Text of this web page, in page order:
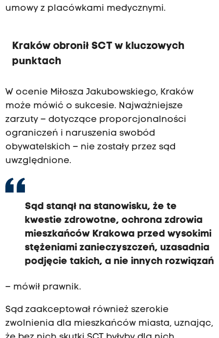
umowy z placówkami medycznymi.
Kraków obronił SCT w kluczowych
punktach
W ocenie Miłosza Jakubowskiego, Kraków
może mówić o sukcesie. Najważniejsze
zarzuty – dotyczące proporcjonalności
ograniczeń i naruszenia swobód
obywatelskich – nie zostały przez sąd
uwzględnione.
Sąd stanął na stanowisku, że te
kwestie zdrowotne, ochrona zdrowia
mieszkańców Krakowa przed wysokimi
stężeniami zanieczyszczeń, uzasadnia
podjęcie takich, a nie innych rozwiązań
– mówił prawnik.
Sąd zaakceptował również szerokie
zwolnienia dla mieszkańców miasta, uznając,